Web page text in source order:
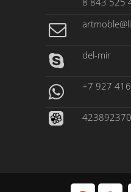
del-mir
+7 927
423892370